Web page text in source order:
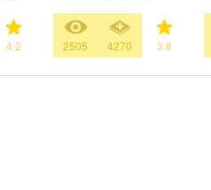
4.2 2505 4270 3.8